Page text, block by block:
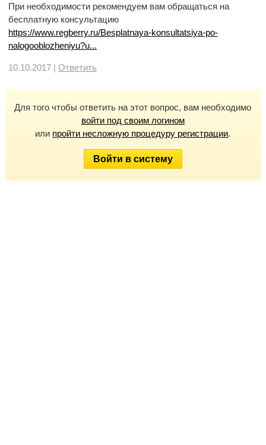
При необходимости рекомендуем вам обращаться на
бесплатную консультацию
https://www.regberry.ru/Besplatnaya-konsultatsiya-po-
nalogooblozheniyu?u...
10.10.2017 | Ответить
Для того чтобы ответить на этот вопрос, вам необходимо
войти под своим логином
или пройти несложную процедуру регистрации.
Войти в систему